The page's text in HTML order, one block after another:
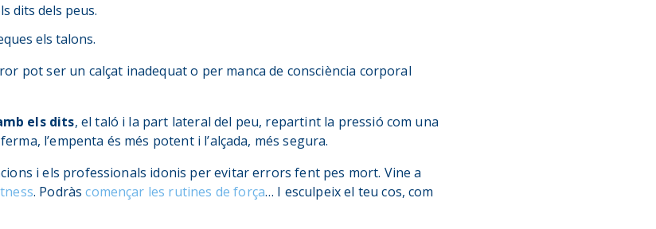
dits dels peus.
els talons.
pot ser un calçat inadequat o per manca de consciència corporal
els dits, el taló i la part lateral del peu, repartint la pressió com una
l’empenta és més potent i l’alçada, més segura.
i els professionals idonis per evitar errors fent pes mort. Vine a
. Podràscomençar les rutines de força… I esculpeix el teu cos, com